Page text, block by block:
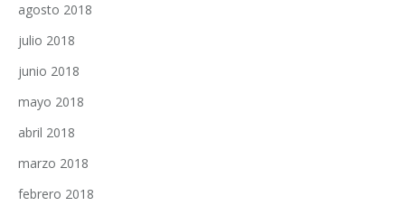
agosto 2018
julio 2018
junio 2018
mayo 2018
abril 2018
marzo 2018
febrero 2018